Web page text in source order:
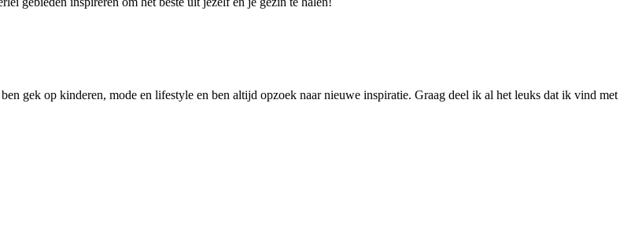
gek op kinderen, mode en lifestyle en ben altijd opzoek naar nieuwe inspiratie. Graag deel ik al het leuks dat ik vind met